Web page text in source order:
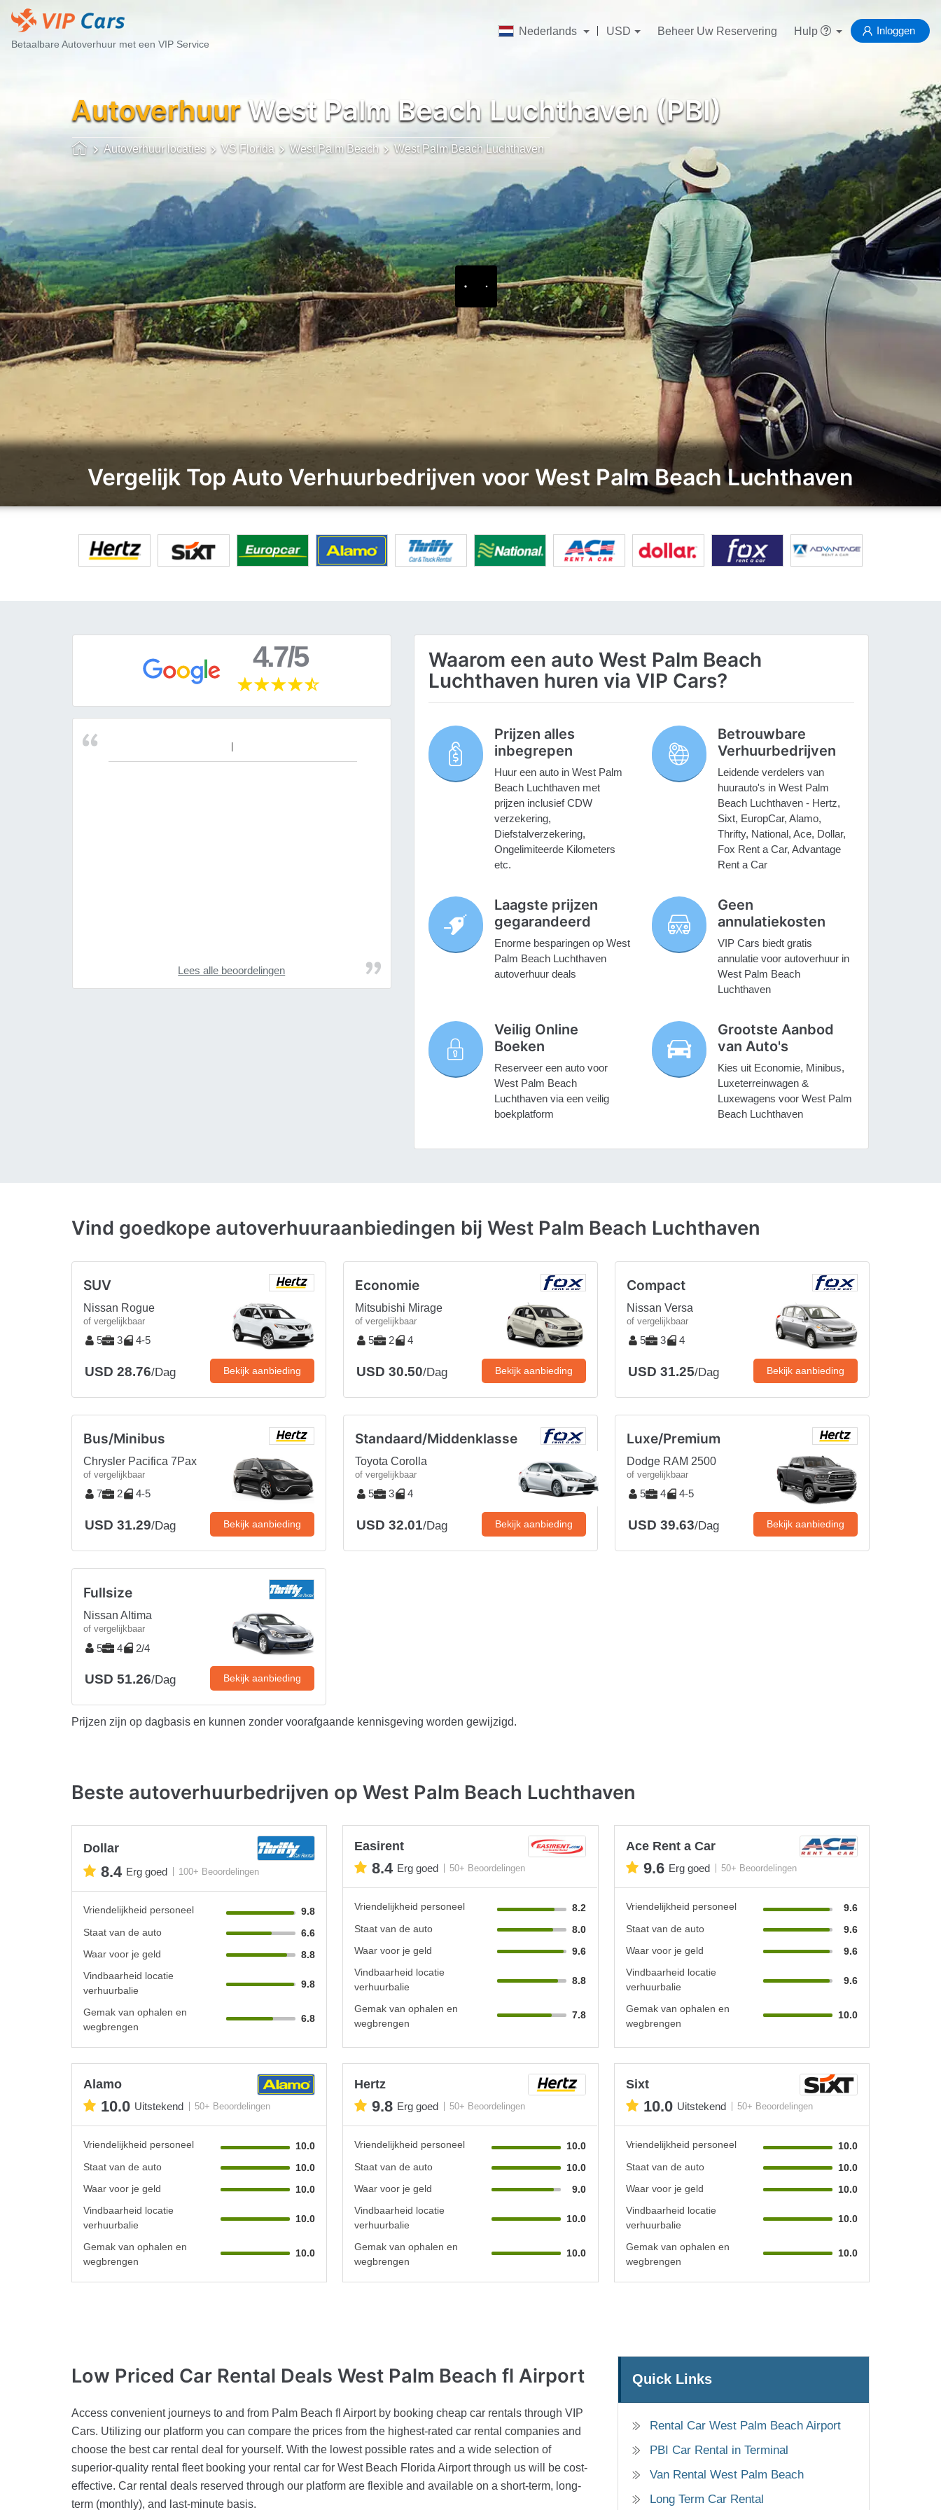
Betaalbare Autoverhuur met een VIP Service
Nederlands USD Beheer Uw Reservering Hulp Inloggen
AutoverhuurWest Palm Beach Luchthaven (PBI)
Autoverhuur locaties VS Florida West Palm Beach West Palm Beach Luchthaven
Vergelijk Top Auto Verhuurbedrijven voor West Palm Beach Luchthaven
4.7/5
Lees alle beoordelingen
Waarom een auto West Palm Beach
Luchthaven huren via VIP Cars?
Prijzen alles
inbegrepen
Huur een auto in West Palm
Beach Luchthaven met
prijzen inclusief CDW
verzekering,
Diefstalverzekering,
Ongelimiteerde Kilometers
etc.
Betrouwbare
Verhuurbedrijven
Leidende verdelers van
huurauto's in West Palm
Beach Luchthaven - Hertz,
Sixt, EuropCar, Alamo,
Thrifty, National, Ace, Dollar,
Fox Rent a Car, Advantage
Rent a Car
Laagste prijzen
gegarandeerd
Enorme besparingen op West
Palm Beach Luchthaven
autoverhuur deals
Geen
annulatiekosten
VIP Cars biedt gratis
annulatie voor autoverhuur in
West Palm Beach
Luchthaven
Veilig Online
Boeken
Reserveer een auto voor
West Palm Beach
Luchthaven via een veilig
boekplatform
Grootste Aanbod
van Auto's
Kies uit Economie, Minibus,
Luxeterreinwagen &
Luxewagens voor West Palm
Beach Luchthaven
Vind goedkope autoverhuuraanbiedingen bij West Palm Beach Luchthaven
SUV
Nissan Rogue
of vergelijkbaar
5 3 4-5
USD 28.76/Dag Bekijk aanbieding
Economie
Mitsubishi Mirage
of vergelijkbaar
5 2 4
USD 30.50/Dag Bekijk aanbieding
Compact
Nissan Versa
of vergelijkbaar
5 3 4
USD 31.25/Dag Bekijk aanbieding
Bus/Minibus
Chrysler Pacifica 7Pax
of vergelijkbaar
7 2 4-5
USD 31.29/Dag Bekijk aanbieding
Standaard/Middenklasse
Toyota Corolla
of vergelijkbaar
5 3 4
USD 32.01/Dag Bekijk aanbieding
Luxe/Premium
Dodge RAM 2500
of vergelijkbaar
5 4 4-5
USD 39.63/Dag Bekijk aanbieding
Fullsize
Nissan Altima
of vergelijkbaar
5 4 2/4
USD 51.26/Dag Bekijk aanbieding
Prijzen zijn op dagbasis en kunnen zonder voorafgaande kennisgeving worden gewijzigd.
Beste autoverhuurbedrijven op West Palm Beach Luchthaven
Dollar
8.4 Erg goed 100+ Beoordelingen
Vriendelijkheid personeel
9.8
Staat van de auto
6.6
Waar voor je geld
8.8
Vindbaarheid locatie
verhuurbalie
9.8
Gemak van ophalen en
wegbrengen
6.8
Easirent
8.4 Erg goed 50+ Beoordelingen
Vriendelijkheid personeel
8.2
Staat van de auto
8.0
Waar voor je geld
9.6
Vindbaarheid locatie
verhuurbalie
8.8
Gemak van ophalen en
wegbrengen
7.8
Ace Rent a Car
9.6 Erg goed 50+ Beoordelingen
Vriendelijkheid personeel
9.6
Staat van de auto
9.6
Waar voor je geld
9.6
Vindbaarheid locatie
verhuurbalie
9.6
Gemak van ophalen en
wegbrengen
10.0
Alamo
10.0 Uitstekend 50+ Beoordelingen
Vriendelijkheid personeel
10.0
Staat van de auto
10.0
Waar voor je geld
10.0
Vindbaarheid locatie
verhuurbalie
10.0
Gemak van ophalen en
wegbrengen
10.0
Hertz
9.8 Erg goed 50+ Beoordelingen
Vriendelijkheid personeel
10.0
Staat van de auto
10.0
Waar voor je geld
9.0
Vindbaarheid locatie
verhuurbalie
10.0
Gemak van ophalen en
wegbrengen
10.0
Sixt
10.0 Uitstekend 50+ Beoordelingen
Vriendelijkheid personeel
10.0
Staat van de auto
10.0
Waar voor je geld
10.0
Vindbaarheid locatie
verhuurbalie
10.0
Gemak van ophalen en
wegbrengen
10.0
Quick Links
Rental Car West Palm Beach Airport
PBI Car Rental in Terminal
Van Rental West Palm Beach
Long Term Car Rental
Low Priced Car Rental Deals West Palm Beach fl Airport
Access convenient journeys to and from Palm Beach fl Airport by booking cheap car rentals through VIP
Cars. Utilizing our platform you can compare the prices from the highest-rated car rental companies and
choose the best car rental deal for yourself. With the lowest possible rates and a wide selection of
superior-quality rental fleet booking your rental car for West Beach Florida Airport through us will be cost-
effective. Car rental deals reserved through our platform are flexible and available on a short-term, long-
term (monthly), and last-minute basis.